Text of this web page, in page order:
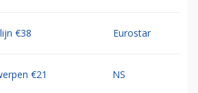
€38 Eurostar
€21 NS